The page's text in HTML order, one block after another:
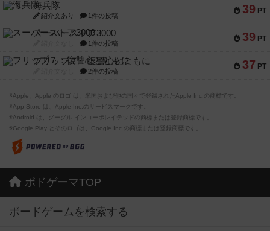
39 PT
海兵隊
紹介文あり 1件の投稿
39 PT
スーパーストア3000
1件の投稿
37 PT
フリップ７：復讐心とともに
2件の投稿
※Apple、Apple のロゴ は、米国および他の国々で登録されたApple Inc.の商標です。
※App Store は、Apple Inc.のサービスマークです。
※Android は、グーグル インコーポレイテッドの商標または登録商標です。
※Google Play とそのロゴは、Google Inc.の商標または登録商標です。
ボドゲーマTOP
ボードゲームを検索する